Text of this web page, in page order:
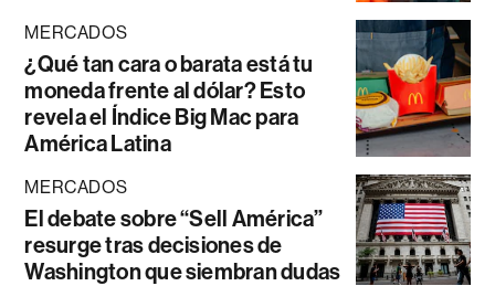
MERCADOS
¿Qué tan cara o barata está tu
moneda frente al dólar? Esto
revela el Índice Big Mac para
América Latina
MERCADOS
El debate sobre “Sell América”
resurge tras decisiones de
Washington que siembran dudas